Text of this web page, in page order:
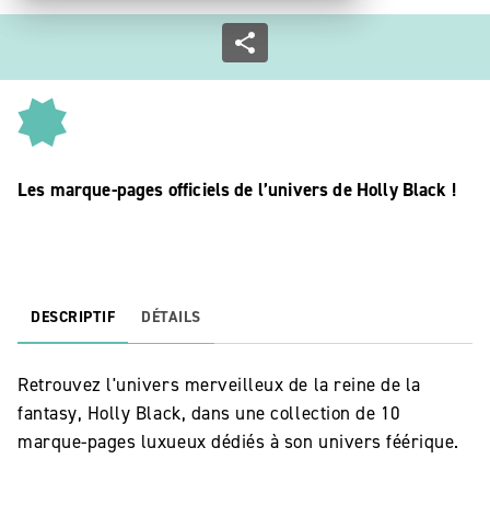
Les marque-pages officiels de l’univers de Holly Black !
DESCRIPTIF DÉTAILS
Retrouvez l'univers merveilleux de la reine de la
fantasy, Holly Black, dans une collection de 10
marque-pages luxueux dédiés à son univers féérique.